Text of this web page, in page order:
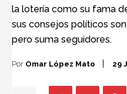
la lotería como su fama
sus consejos políticos
pero suma seguidores.
Por Omar López Mato 29